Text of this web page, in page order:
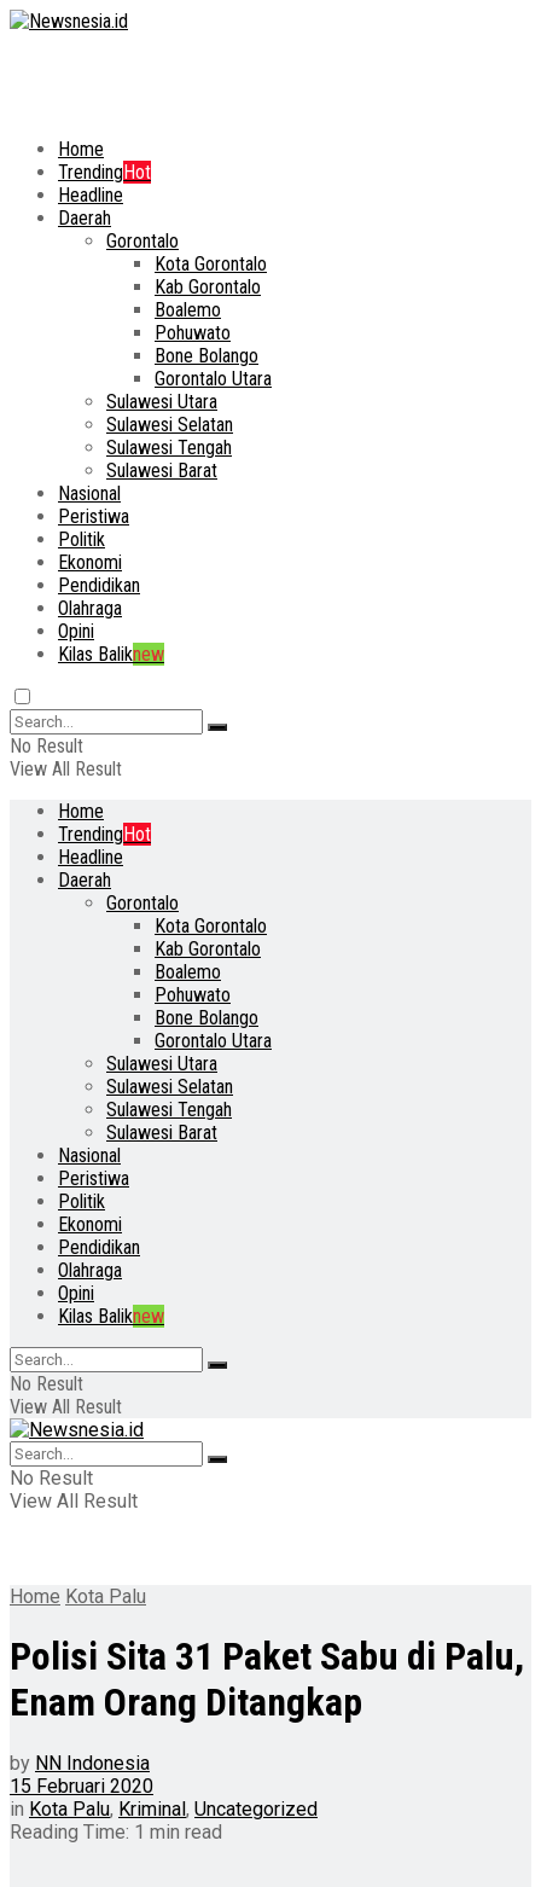
Home
TrendingHot
Headline
Daerah
Gorontalo
Kota Gorontalo
Kab Gorontalo
Boalemo
Pohuwato
Bone Bolango
Gorontalo Utara
Sulawesi Utara
Sulawesi Selatan
Sulawesi Tengah
Sulawesi Barat
Nasional
Peristiwa
Politik
Ekonomi
Pendidikan
Olahraga
Opini
Kilas Baliknew
No Result
View All Result
Home
TrendingHot
Headline
Daerah
Gorontalo
Kota Gorontalo
Kab Gorontalo
Boalemo
Pohuwato
Bone Bolango
Gorontalo Utara
Sulawesi Utara
Sulawesi Selatan
Sulawesi Tengah
Sulawesi Barat
Nasional
Peristiwa
Politik
Ekonomi
Pendidikan
Olahraga
Opini
Kilas Baliknew
No Result
View All Result
No Result
View All Result
Home Kota Palu
Polisi Sita 31 Paket Sabu di Palu,
Enam Orang Ditangkap
by NN Indonesia
15 Februari 2020
in Kota Palu, Kriminal, Uncategorized
Reading Time: 1 min read